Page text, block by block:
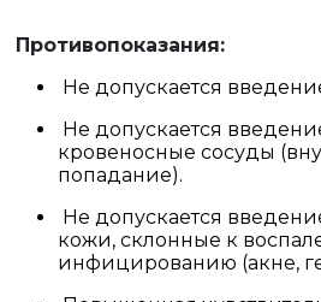
Противопоказания:
Не допускается
Не допускается
кровеносные сосуды
попадание).
Не допускается
кожи, склонные к
инфицированию (акне,